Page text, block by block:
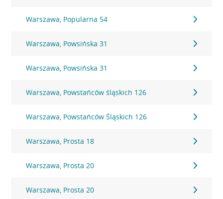
Warszawa, Popularna 54
Warszawa, Powsińska 31
Warszawa, Powsińska 31
Warszawa, Powstańców śląskich 126
Warszawa, Powstańców Śląskich 126
Warszawa, Prosta 18
Warszawa, Prosta 20
Warszawa, Prosta 20